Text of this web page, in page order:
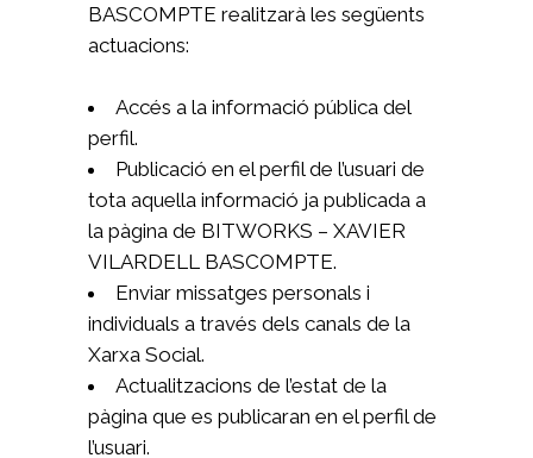
BASCOMPTE realitzarà les següents
actuacions:
Accés a la informació pública del
perfil.
Publicació en el perfil de l’usuari de
tota aquella informació ja publicada a
la pàgina de BITWORKS – XAVIER
VILARDELL BASCOMPTE.
Enviar missatges personals i
individuals a través dels canals de la
Xarxa Social.
Actualitzacions de l’estat de la
pàgina que es publicaran en el perfil de
l’usuari.